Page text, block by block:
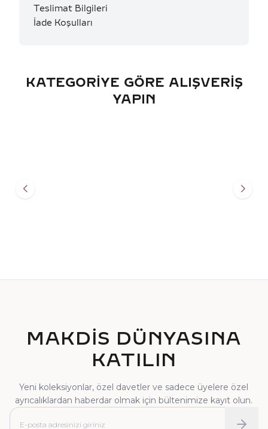
Teslimat Bilgileri
İade Koşulları
KATEGORIYE GÖRE ALIŞVERIŞ
YAPIN
MAKDİS DÜNYASINA
KATILIN
Yeni koleksiyonlar, özel davetler ve sadece üyelere özel
ayrıcalıklardan haberdar olmak için bültenimize kayıt olun.